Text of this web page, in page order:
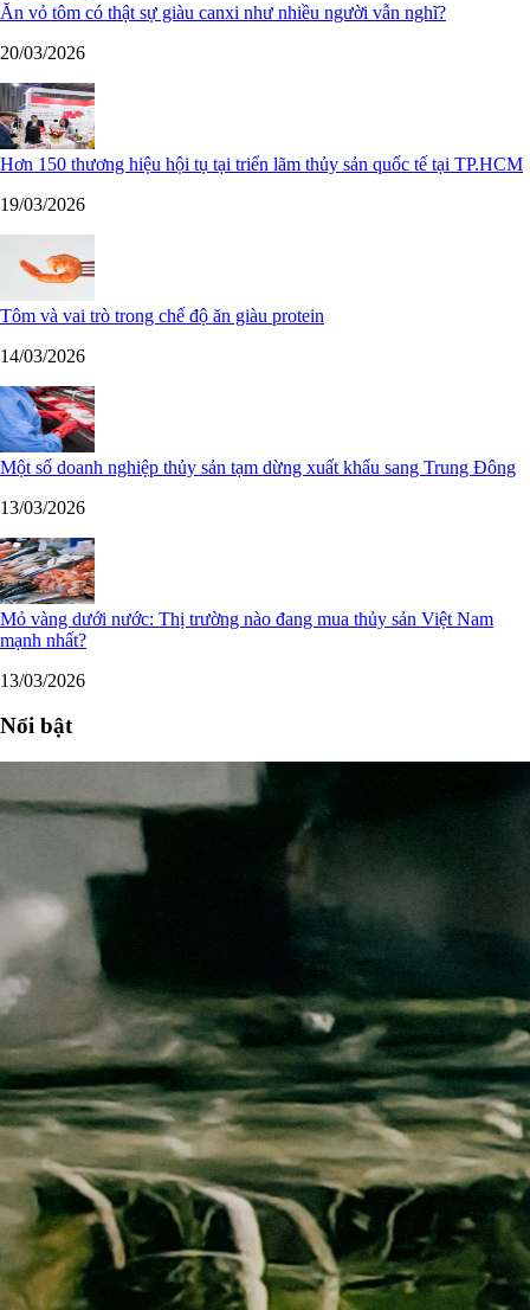
Ăn vỏ tôm có thật sự giàu canxi như nhiều người vẫn nghĩ?
20/03/2026
Hơn 150 thương hiệu hội tụ tại triển lãm thủy sản quốc tế tại TP.HCM
19/03/2026
Tôm và vai trò trong chế độ ăn giàu protein
14/03/2026
Một số doanh nghiệp thủy sản tạm dừng xuất khẩu sang Trung Đông
13/03/2026
Mỏ vàng dưới nước: Thị trường nào đang mua thủy sản Việt Nam
mạnh nhất?
13/03/2026
Nổi bật